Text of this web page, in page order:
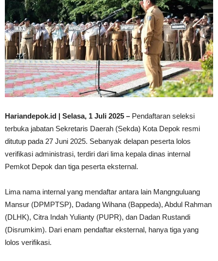
Hariandepok.id | Selasa, 1 Juli 2025 – Pendaftaran seleksi
terbuka jabatan Sekretaris Daerah (Sekda) Kota Depok resmi
ditutup pada 27 Juni 2025. Sebanyak delapan peserta lolos
verifikasi administrasi, terdiri dari lima kepala dinas internal
Pemkot Depok dan tiga peserta eksternal.
Lima nama internal yang mendaftar antara lain Mangnguluang
Mansur (DPMPTSP), Dadang Wihana (Bappeda), Abdul Rahman
(DLHK), Citra Indah Yulianty (PUPR), dan Dadan Rustandi
(Disrumkim). Dari enam pendaftar eksternal, hanya tiga yang
lolos verifikasi.